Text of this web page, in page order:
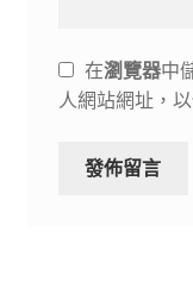
在瀏覽器中
人網站網址，